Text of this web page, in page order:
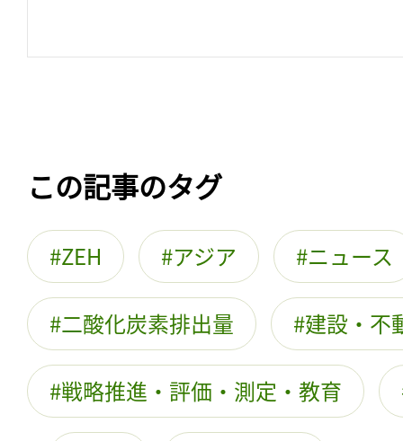
この記事のタグ
ZEH アジア ニュース
二酸化炭素排出量 建設・不
戦略推進・評価・測定・教育